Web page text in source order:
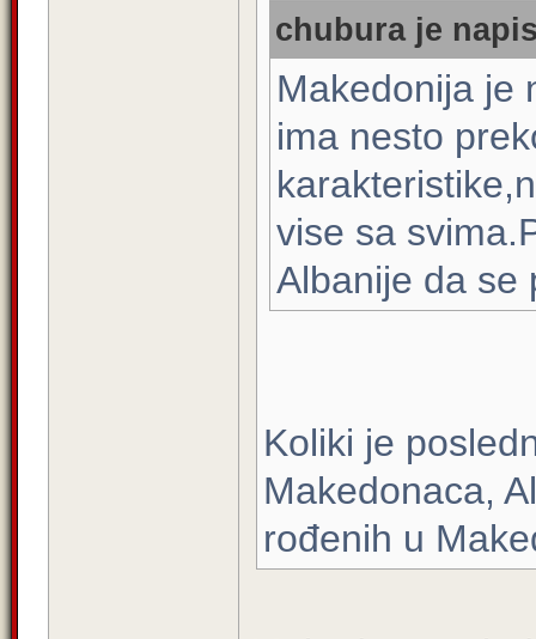
chubura je
Makedonija je
ima nesto
vise sa
Albanije da se
Koliki je
Makedonaca,
rođenih u